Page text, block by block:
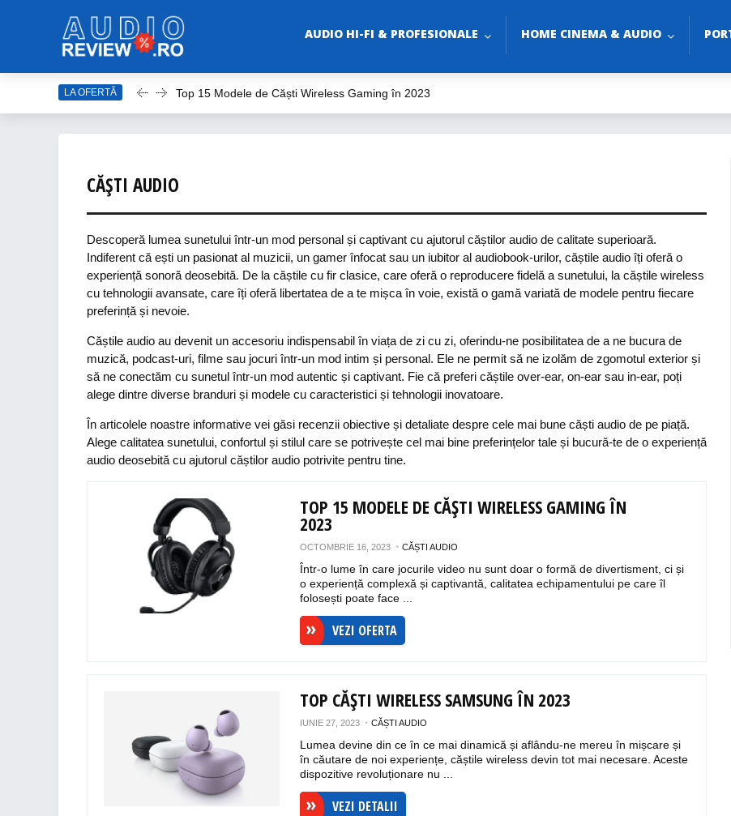
AUDIO HI-FI & PROFESIONALE HOME CINEMA & AUDIO
LA OFERTĂ
Top 15 Modele de Căști Wireless Gaming în 2023
Top 10 Modele de Amplificator Audio
Top 15 Cele Mai Bune Boxe Portabile
CĂȘTI AUDIO
Descoperă lumea sunetului într-un mod personal și captivant cu ajutorul căștilor audio de calitate superioară.
Indiferent că ești un pasionat al muzicii, un gamer înfocat sau un iubitor al audiobook-urilor, căștile audio îți oferă o
experiență sonoră deosebită. De la căștile cu fir clasice, care oferă o reproducere fidelă a sunetului, la căștile wireless
cu tehnologii avansate, care îți oferă libertatea de a te mișca în voie, există o gamă variată de modele pentru fiecare
preferință și nevoie.
Căștile audio au devenit un accesoriu indispensabil în viața de zi cu zi, oferindu-ne posibilitatea de a ne bucura de
muzică, podcast-uri, filme sau jocuri într-un mod intim și personal. Ele ne permit să ne izolăm de zgomotul exterior și
să ne conectăm cu sunetul într-un mod autentic și captivant. Fie că preferi căștile over-ear, on-ear sau in-ear, poți
alege dintre diverse branduri și modele cu caracteristici și tehnologii inovatoare.
În articolele noastre informative vei găsi recenzii obiective și detaliate despre cele mai bune căști audio de pe piață.
Alege calitatea sunetului, confortul și stilul care se potrivește cel mai bine preferințelor tale și bucură-te de o experiență
audio deosebită cu ajutorul căștilor audio potrivite pentru tine.
TOP 15 MODELE DE CĂȘTI WIRELESS GAMING ÎN
2023
OCTOMBRIE 16, 2023 CĂȘTI AUDIO
Într-o lume în care jocurile video nu sunt doar o formă de divertisment, ci și
o experiență complexă și captivantă, calitatea echipamentului pe care îl
folosești poate face ...
VEZI OFERTA
TOP CĂȘTI WIRELESS SAMSUNG ÎN 2023
IUNIE 27, 2023 CĂȘTI AUDIO
Lumea devine din ce în ce mai dinamică și aflându-ne mereu în mișcare și
în căutare de noi experiențe, căștile wireless devin tot mai necesare. Aceste
dispozitive revoluționare nu ...
VEZI DETALII